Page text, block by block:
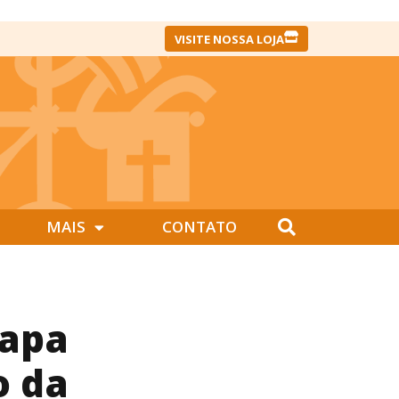
VISITE NOSSA LOJA
MAIS CONTATO
da